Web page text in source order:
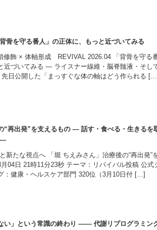
を守る番人」の正体に、もっと近づいてみる
修飾 × 体軸形成 REVIVAL 2026.04 「背骨を守る
近づいてみる ― ライスナー線維・脳脊髄液・そし
日公開した「まっすぐな体の軸はどう作られる
“再出発”を支えるもの ― 話す・食べる・生きるを
―
新たな視点へ 「堀 ちえみさん」治療後の“再出発”
月04日 21時11分23秒 テーマ：リバイバル投稿 公式
：健康・ヘルスケア部門 320位（3月10日付 […]
い」という常識の終わり —— 代謝リプログラミン